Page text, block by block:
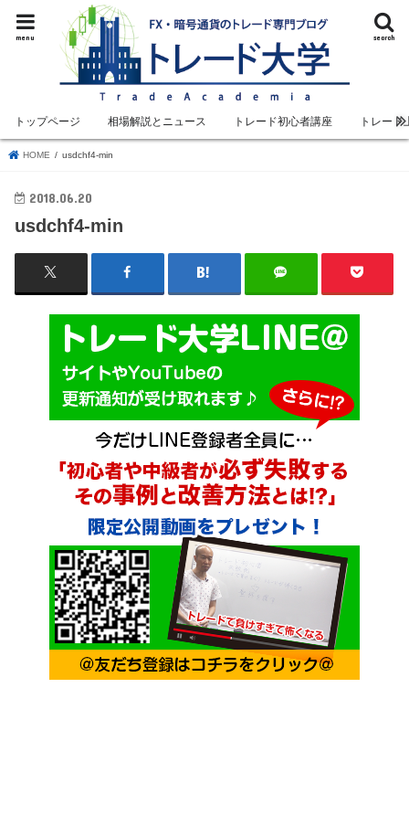
search
menu
トップページ 相場解説とニュース トレード初心者講座 トレード
HOME usdchf4-min
2018.06.20
usdchf4-min